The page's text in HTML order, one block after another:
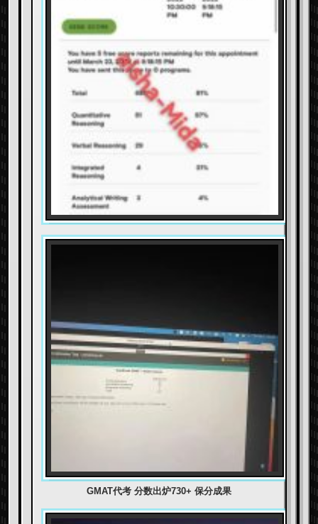
GMAT代考 分数出炉730+ 保分成果